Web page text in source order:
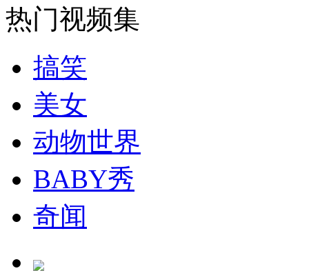
热门视频集
搞笑
美女
动物世界
BABY秀
奇闻